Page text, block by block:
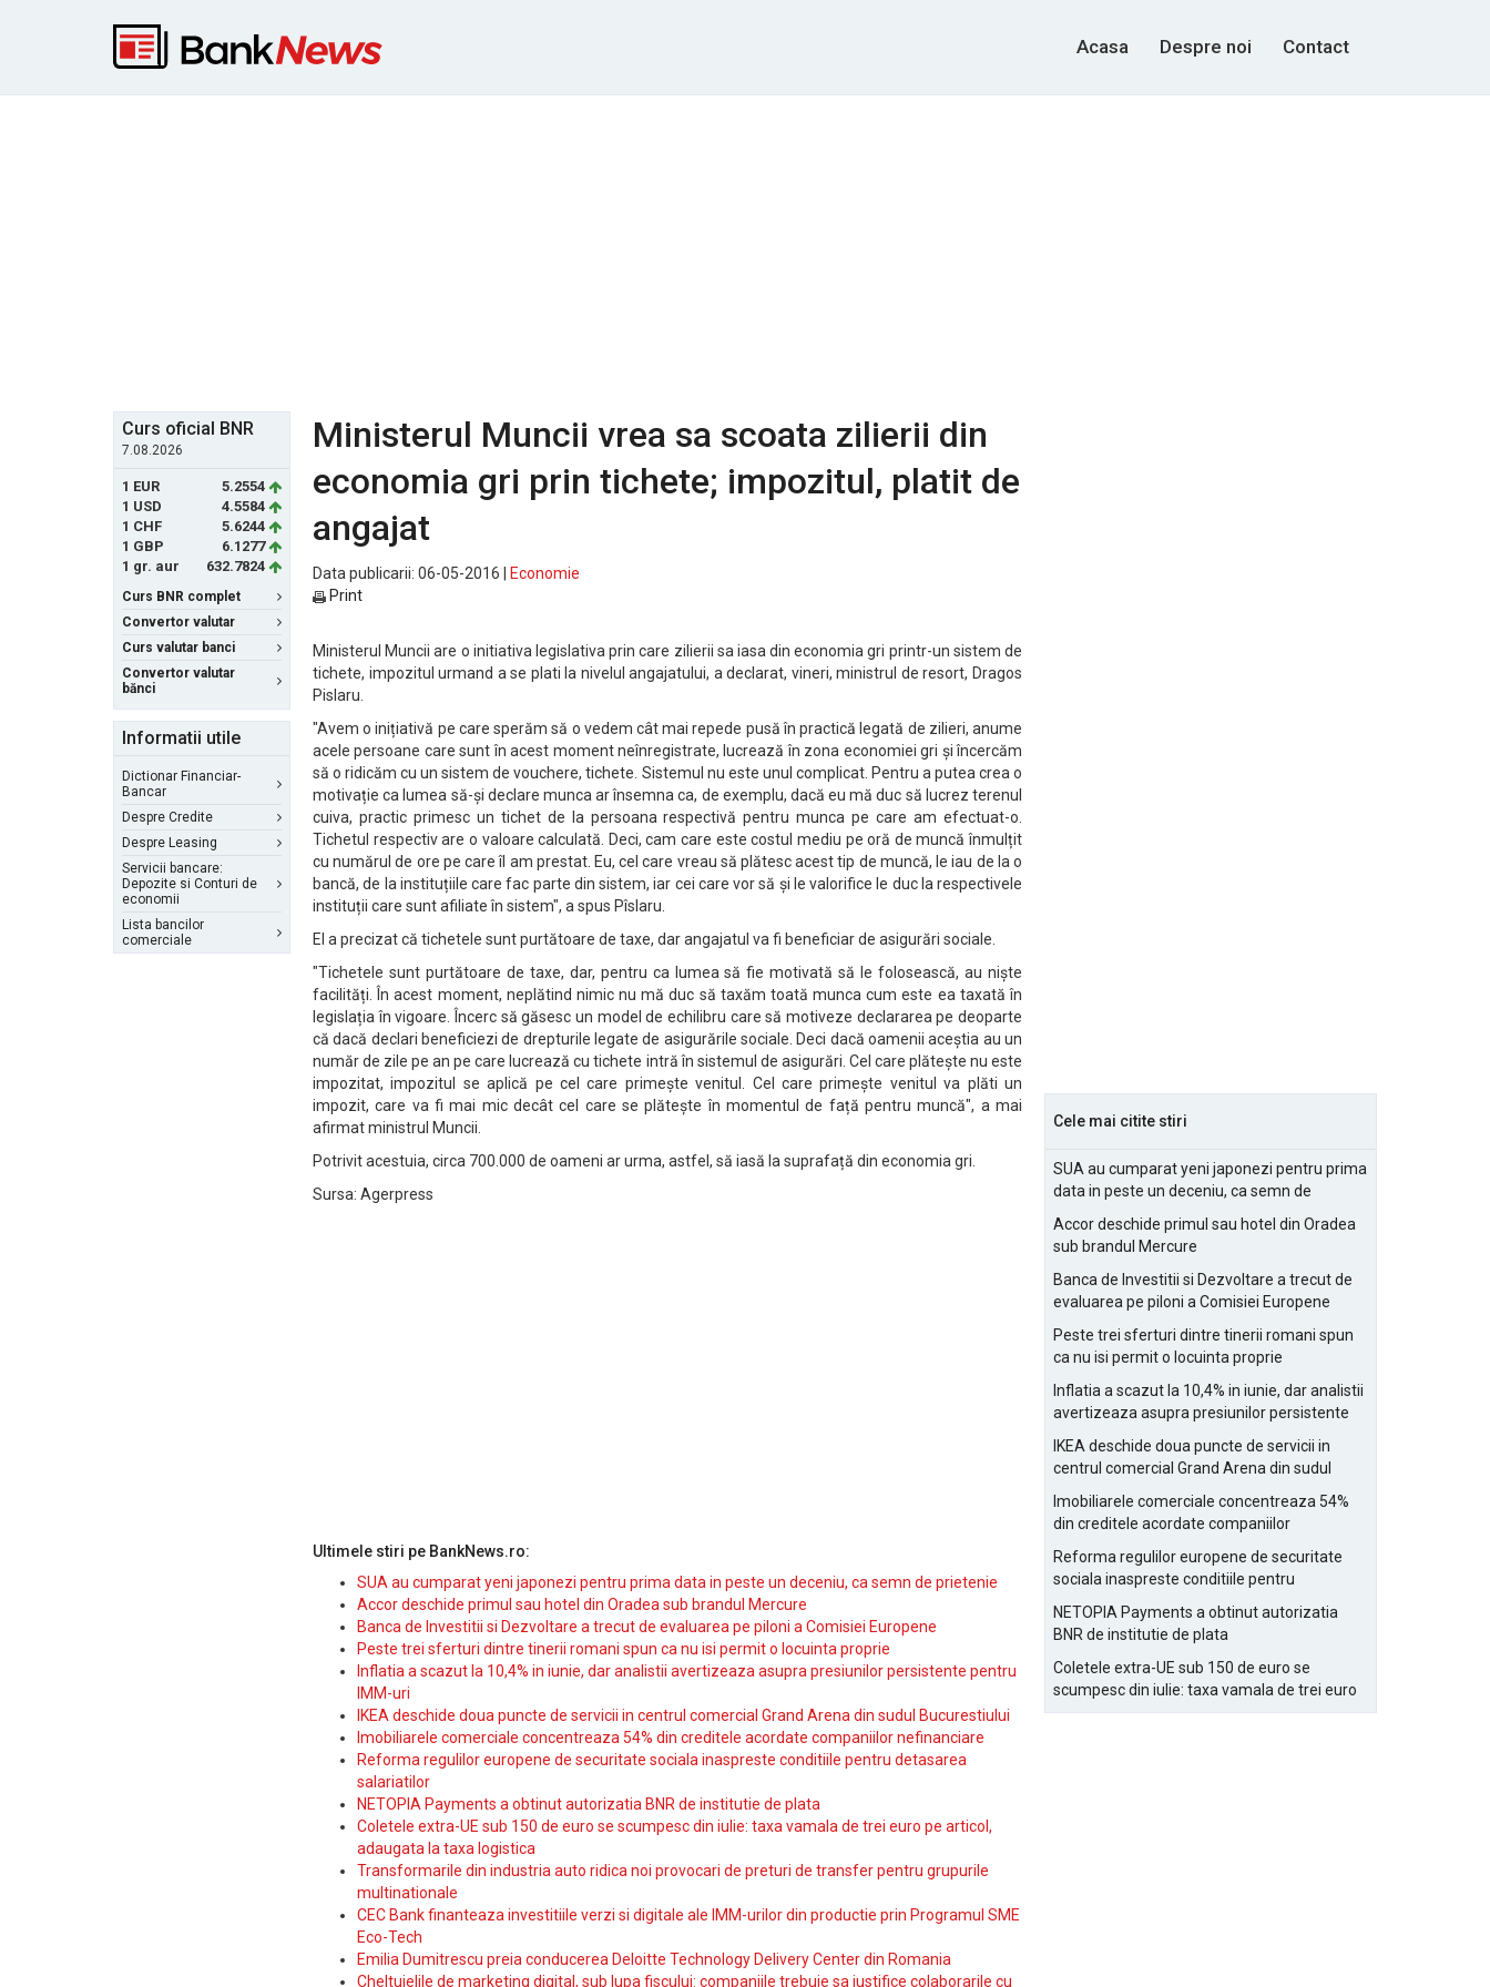
Acasa Despre noi Contact
Curs oficial BNR
7.08.2026
1 EUR
5.2554
1 USD
4.5584
1 CHF
5.6244
1 GBP
6.1277
1 gr. aur
632.7824
Curs BNR complet
Convertor valutar
Curs valutar banci
Convertor valutar
bănci
Informatii utile
Dictionar Financiar-
Bancar
Despre Credite
Despre Leasing
Servicii bancare:
Depozite si Conturi de
economii
Lista bancilor
comerciale
Ministerul Muncii vrea sa scoata zilierii din
economia gri prin tichete; impozitul, platit de
angajat
Data publicarii: 06-05-2016 |
Economie
Print
Ministerul Muncii are o initiativa legislativa prin care zilierii sa iasa din economia gri printr-un sistem de
tichete, impozitul urmand a se plati la nivelul angajatului, a declarat, vineri, ministrul de resort, Dragos
Pislaru.
"Avem o inițiativă pe care sperăm să o vedem cât mai repede pusă în practică legată de zilieri, anume
acele persoane care sunt în acest moment neînregistrate, lucrează în zona economiei gri și încercăm
să o ridicăm cu un sistem de vouchere, tichete. Sistemul nu este unul complicat. Pentru a putea crea o
motivație ca lumea să-și declare munca ar însemna ca, de exemplu, dacă eu mă duc să lucrez terenul
cuiva, practic primesc un tichet de la persoana respectivă pentru munca pe care am efectuat-o.
Tichetul respectiv are o valoare calculată. Deci, cam care este costul mediu pe oră de muncă înmulțit
cu numărul de ore pe care îl am prestat. Eu, cel care vreau să plătesc acest tip de muncă, le iau de la o
bancă, de la instituțiile care fac parte din sistem, iar cei care vor să și le valorifice le duc la respectivele
instituții care sunt afiliate în sistem", a spus Pîslaru.
El a precizat că tichetele sunt purtătoare de taxe, dar angajatul va fi beneficiar de asigurări sociale.
"Tichetele sunt purtătoare de taxe, dar, pentru ca lumea să fie motivată să le folosească, au niște
facilități. În acest moment, neplătind nimic nu mă duc să taxăm toată munca cum este ea taxată în
legislația în vigoare. Încerc să găsesc un model de echilibru care să motiveze declararea pe deoparte
că dacă declari beneficiezi de drepturile legate de asigurările sociale. Deci dacă oamenii aceștia au un
număr de zile pe an pe care lucrează cu tichete intră în sistemul de asigurări. Cel care plătește nu este
impozitat, impozitul se aplică pe cel care primește venitul. Cel care primește venitul va plăti un
impozit, care va fi mai mic decât cel care se plătește în momentul de față pentru muncă", a mai
afirmat ministrul Muncii.
Potrivit acestuia, circa 700.000 de oameni ar urma, astfel, să iasă la suprafață din economia gri.
Sursa: Agerpress
Ultimele stiri pe BankNews.ro:
SUA au cumparat yeni japonezi pentru prima data in peste un deceniu, ca semn de prietenie
Accor deschide primul sau hotel din Oradea sub brandul Mercure
Banca de Investitii si Dezvoltare a trecut de evaluarea pe piloni a Comisiei Europene
Peste trei sferturi dintre tinerii romani spun ca nu isi permit o locuinta proprie
Inflatia a scazut la 10,4% in iunie, dar analistii avertizeaza asupra presiunilor persistente pentru
IMM-uri
IKEA deschide doua puncte de servicii in centrul comercial Grand Arena din sudul Bucurestiului
Imobiliarele comerciale concentreaza 54% din creditele acordate companiilor nefinanciare
Reforma regulilor europene de securitate sociala inaspreste conditiile pentru detasarea
salariatilor
NETOPIA Payments a obtinut autorizatia BNR de institutie de plata
Coletele extra-UE sub 150 de euro se scumpesc din iulie: taxa vamala de trei euro pe articol,
adaugata la taxa logistica
Transformarile din industria auto ridica noi provocari de preturi de transfer pentru grupurile
multinationale
CEC Bank finanteaza investitiile verzi si digitale ale IMM-urilor din productie prin Programul SME
Eco-Tech
Emilia Dumitrescu preia conducerea Deloitte Technology Delivery Center din Romania
Cheltuielile de marketing digital, sub lupa fiscului: companiile trebuie sa justifice colaborarile cu
Cele mai citite stiri
SUA au cumparat yeni japonezi pentru prima
data in peste un deceniu, ca semn de
Accor deschide primul sau hotel din Oradea
sub brandul Mercure
Banca de Investitii si Dezvoltare a trecut de
evaluarea pe piloni a Comisiei Europene
Peste trei sferturi dintre tinerii romani spun
ca nu isi permit o locuinta proprie
Inflatia a scazut la 10,4% in iunie, dar analistii
avertizeaza asupra presiunilor persistente
IKEA deschide doua puncte de servicii in
centrul comercial Grand Arena din sudul
Imobiliarele comerciale concentreaza 54%
din creditele acordate companiilor
Reforma regulilor europene de securitate
sociala inaspreste conditiile pentru
NETOPIA Payments a obtinut autorizatia
BNR de institutie de plata
Coletele extra-UE sub 150 de euro se
scumpesc din iulie: taxa vamala de trei euro
pe articol, adaugata la taxa logistica